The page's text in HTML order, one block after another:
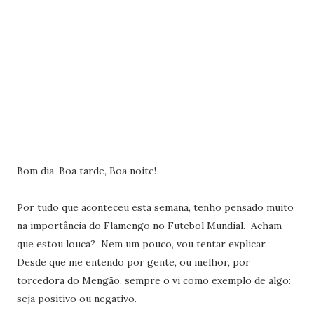
Bom dia, Boa tarde, Boa noite!
Por tudo que aconteceu esta semana, tenho pensado muito
na importância do Flamengo no Futebol Mundial. Acham
que estou louca? Nem um pouco, vou tentar explicar.
Desde que me entendo por gente, ou melhor, por
torcedora do Mengão, sempre o vi como exemplo de algo:
seja positivo ou negativo.